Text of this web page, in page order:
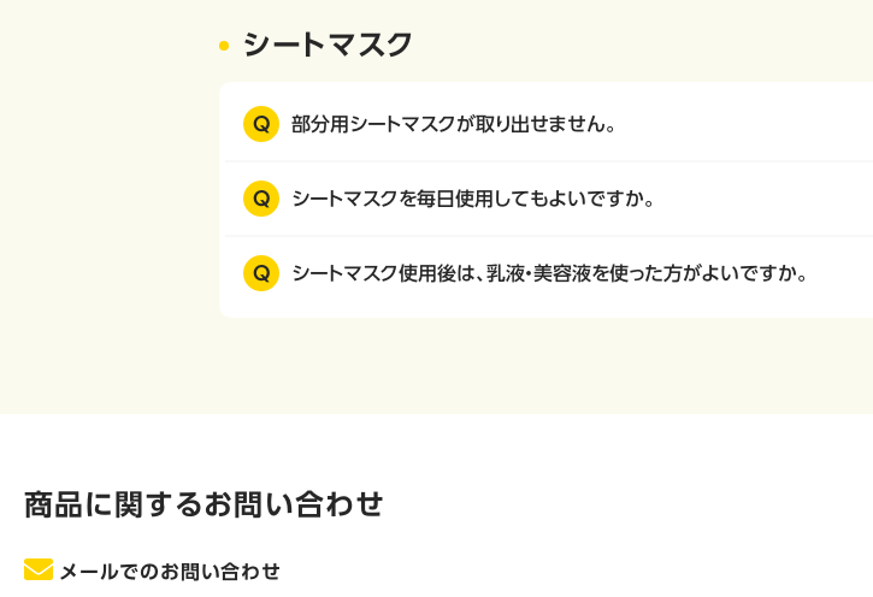
シートマスク
Q 部分用シートマスクが取り出せません。
Q シートマスクを毎日使用してもよいですか。
Q シートマスク使用後は、乳液・美容液を使った方がよいですか。
商品に関するお問い合わせ
メールでのお問い合わせ